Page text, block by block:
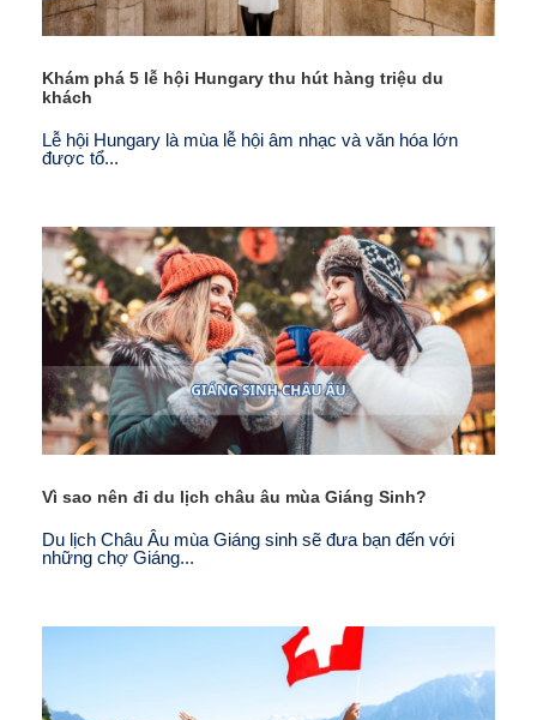
Khám phá 5 lễ hội Hungary thu hút hàng triệu du
khách
Lễ hội Hungary là mùa lễ hội âm nhạc và văn hóa lớn
được tổ...
Vì sao nên đi du lịch châu âu mùa Giáng Sinh?
Du lịch Châu Âu mùa Giáng sinh sẽ đưa bạn đến với
những chợ Giáng...